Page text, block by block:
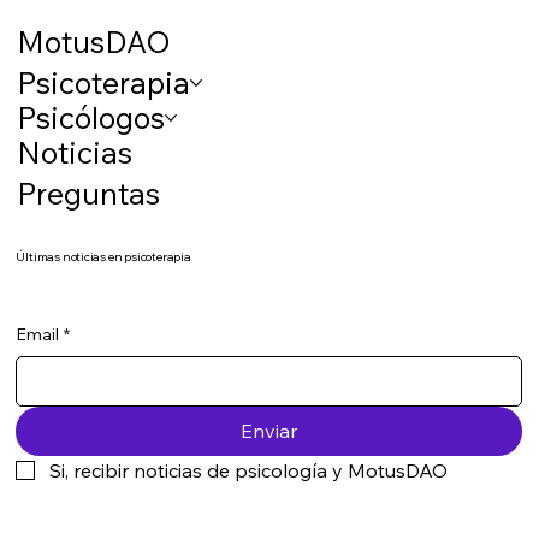
MotusDAO
Psicoterapia
Psicólogos
Noticias
Preguntas
Últimas noticias en psicoterapia
Email *
Enviar
Si, recibir noticias de psicología y MotusDAO